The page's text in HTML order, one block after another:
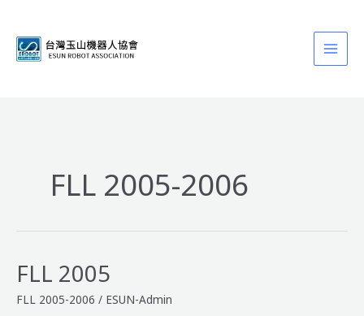
FLL 2005-2006
FLL 2005
FLL 2005-2006 / ESUN-Admin